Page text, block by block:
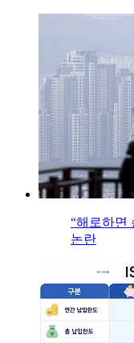
“해로하면
논란